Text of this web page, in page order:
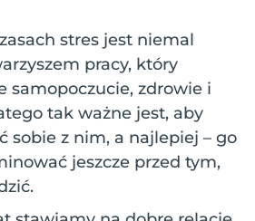
stres jest niemal
pracy, który
samopoczucie, zdrowie i
tak ważne jest, aby
sobie z nim, a najlepiej – go
jeszcze przed tym,